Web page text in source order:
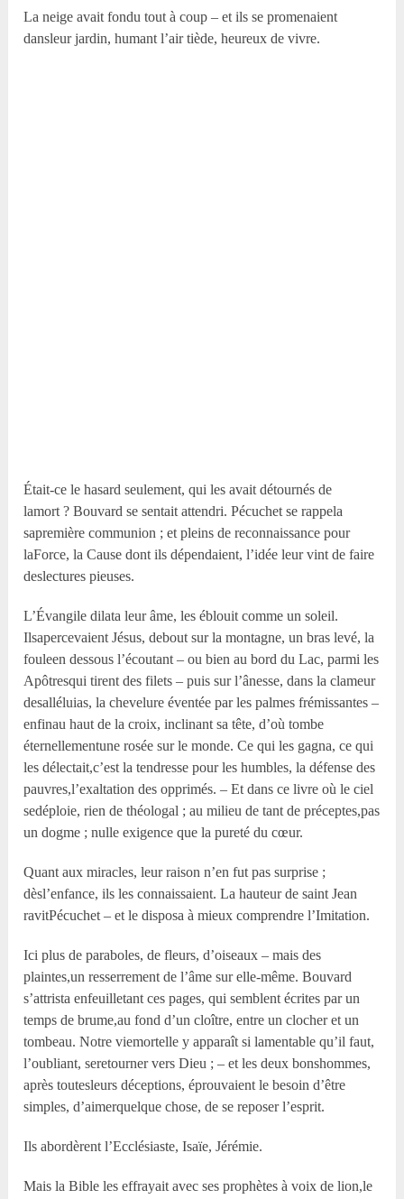
La neige avait fondu tout à coup – et ils se promenaient
dansleur jardin, humant l’air tiède, heureux de vivre.
Était-ce le hasard seulement, qui les avait détournés de
lamort ? Bouvard se sentait attendri. Pécuchet se rappela
sapremière communion ; et pleins de reconnaissance pour
laForce, la Cause dont ils dépendaient, l’idée leur vint de faire
deslectures pieuses.
L’Évangile dilata leur âme, les éblouit comme un soleil.
Ilsapercevaient Jésus, debout sur la montagne, un bras levé, la
fouleen dessous l’écoutant – ou bien au bord du Lac, parmi les
Apôtresqui tirent des filets – puis sur l’ânesse, dans la clameur
desalléluias, la chevelure éventée par les palmes frémissantes –
enfinau haut de la croix, inclinant sa tête, d’où tombe
éternellementune rosée sur le monde. Ce qui les gagna, ce qui
les délectait,c’est la tendresse pour les humbles, la défense des
pauvres,l’exaltation des opprimés. – Et dans ce livre où le ciel
sedéploie, rien de théologal ; au milieu de tant de préceptes,pas
un dogme ; nulle exigence que la pureté du cœur.
Quant aux miracles, leur raison n’en fut pas surprise ;
dèsl’enfance, ils les connaissaient. La hauteur de saint Jean
ravitPécuchet – et le disposa à mieux comprendre l’Imitation.
Ici plus de paraboles, de fleurs, d’oiseaux – mais des
plaintes,un resserrement de l’âme sur elle-même. Bouvard
s’attrista enfeuilletant ces pages, qui semblent écrites par un
temps de brume,au fond d’un cloître, entre un clocher et un
tombeau. Notre viemortelle y apparaît si lamentable qu’il faut,
l’oubliant, seretourner vers Dieu ; – et les deux bonshommes,
après toutesleurs déceptions, éprouvaient le besoin d’être
simples, d’aimerquelque chose, de se reposer l’esprit.
Ils abordèrent l’Ecclésiaste, Isaïe, Jérémie.
Mais la Bible les effrayait avec ses prophètes à voix de lion,le